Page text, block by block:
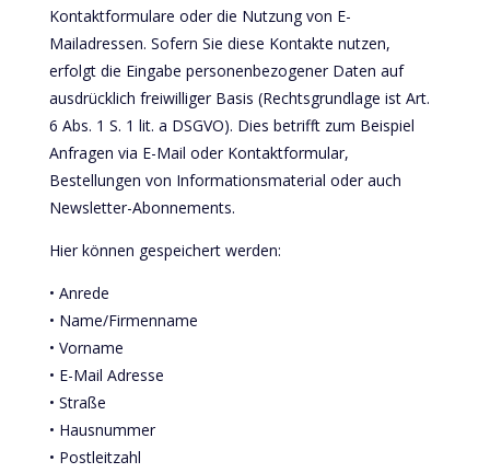
Kontaktformulare oder die Nutzung von E-
Mailadressen. Sofern Sie diese Kontakte nutzen,
erfolgt die Eingabe personenbezogener Daten auf
ausdrücklich freiwilliger Basis (Rechtsgrundlage ist Art.
6 Abs. 1 S. 1 lit. a DSGVO). Dies betrifft zum Beispiel
Anfragen via E-Mail oder Kontaktformular,
Bestellungen von Informationsmaterial oder auch
Newsletter-Abonnements.
Hier können gespeichert werden:
• Anrede
• Name/Firmenname
• Vorname
• E-Mail Adresse
• Straße
• Hausnummer
• Postleitzahl